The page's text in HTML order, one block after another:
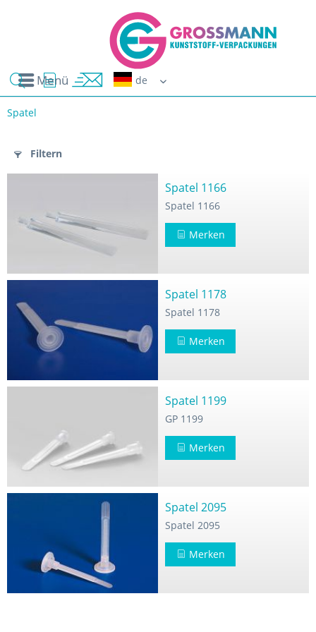
Menü
Spatel
Filtern
Spatel 1166
Spatel 1166
Merken
Spatel 1178
Spatel 1178
Merken
Spatel 1199
GP 1199
Merken
Spatel 2095
Spatel 2095
Merken